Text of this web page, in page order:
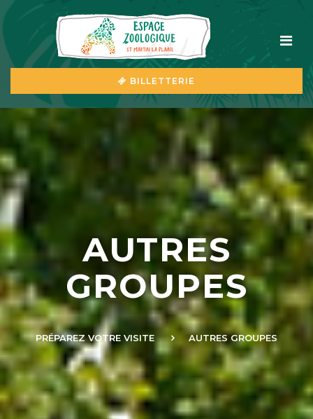
BILLETTERIE
AUTRES
GROUPES
PRÉPAREZ VOTRE VISITE AUTRES GROUPES